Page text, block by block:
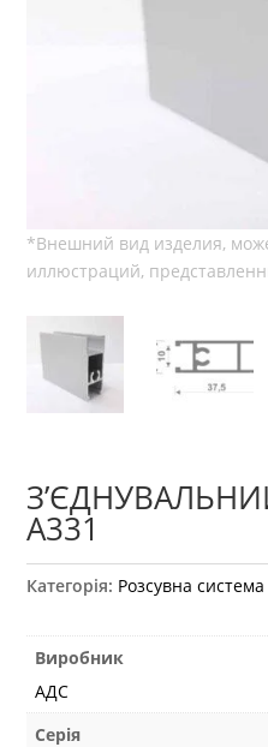
А331
Категорія: Розсувна система
Виробник
АДС
Серія